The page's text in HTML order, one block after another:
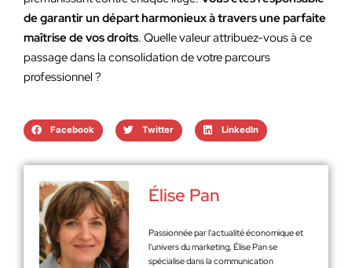
de garantir un départ harmonieux à travers une parfaite
maîtrise de vos droits. Quelle valeur attribuez-vous à ce
passage dans la consolidation de votre parcours
professionnel ?
Facebook Twitter LinkedIn
Élise Pan
Passionnée par l'actualité économique et
l'univers du marketing, Élise Pan se
spécialise dans la communication